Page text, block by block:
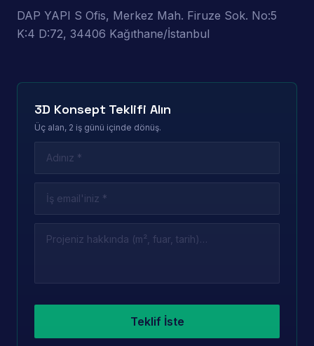
DAP YAPI S Ofis, Merkez Mah. Firuze Sok. No:5
K:4 D:72, 34406 Kağıthane/İstanbul
3D Konsept Teklifi Alın
Üç alan, 2 iş günü içinde dönüş.
Teklif İste